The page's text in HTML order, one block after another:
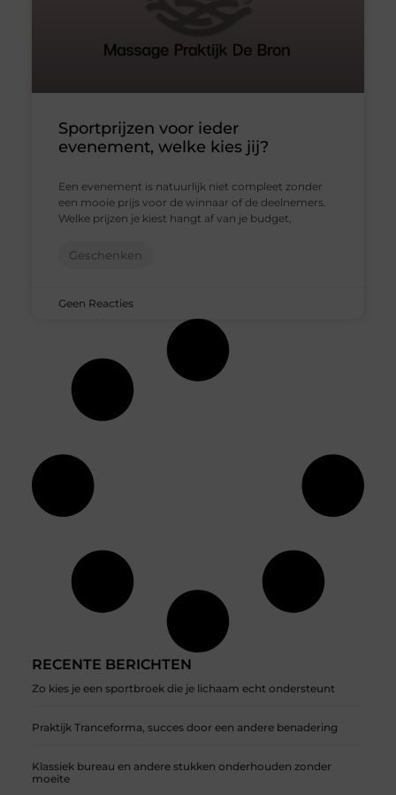
RECENTE BERICHTEN
Zo kies je een sportbroek die je lichaam echt ondersteunt
Praktijk Tranceforma, succes door een andere benadering
Klassiek bureau en andere stukken onderhouden zonder
moeite
Sportprijzen voor ieder
evenement, welke kies jij?
Een evenement is natuurlijk niet compleet zonder
een mooie prijs voor de winnaar of de deelnemers.
Welke prijzen je kiest hangt af van je budget,
Geschenken
Geen Reacties